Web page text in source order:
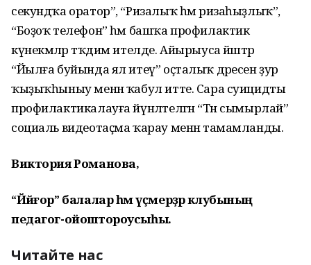
секундҡа оратор”, “Ризалыҡ һәм ризаһыҙлыҡ”,
“Боҙоҡ телефон” һәм башҡа профилактик
күнекмәләр тәҡдим ителде. Айырыуса йәштәр
“Йылға буйында ял итеү” оҫталыҡ дәресен ҙур
ҡыҙыҡһыныу менән ҡабул итте. Сара суицидты
профилактикалауға йүнәлтелгән “Тән сымырлай”
социаль видеотаҫма ҡарау менән тамамланды.
Виктория Романова,
“Йәйғор” балалар һәм үҫмерҙәр клубының
педагог-ойоштороусыһы.
Читайте нас